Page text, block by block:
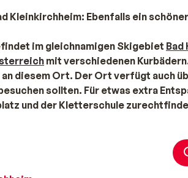
Kleinkirchheim: Ebenfalls ein
im gleichnamigen Skigebiet Bad
mit verschiedenen
diesem Ort. Der Ort verfügt auch
sollten. Für etwas extra
und der Kletterschule
sich abends sicherlich nicht
ist nicht ganz günstig, dafür